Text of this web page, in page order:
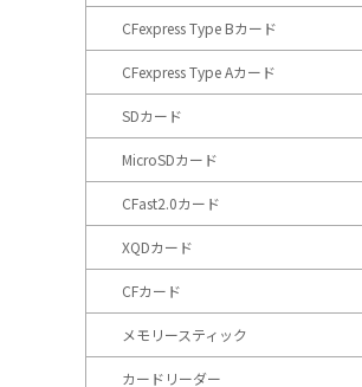
CFexpress Type Bカード
CFexpress Type Aカード
SDカード
MicroSDカード
CFast2.0カード
XQDカード
CFカード
メモリースティック
カードリーダー